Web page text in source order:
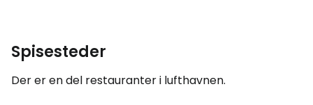
Spisesteder
Der er en del restauranter i lufthavnen.